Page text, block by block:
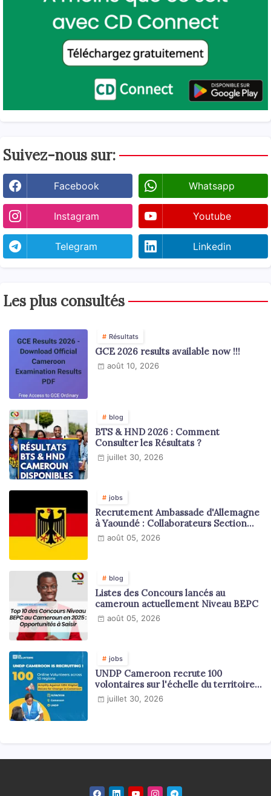
Suivez-nous sur:
Facebook Whatsapp
Instagram Youtube
Telegram Linkedin
Les plus consultés
Résultats
GCE 2026 results available now !!!
août 10, 2026
blog
BTS & HND 2026 : Comment
Consulter les Résultats ?
juillet 30, 2026
jobs
Recrutement Ambassade d'Allemagne
à Yaoundé : Collaborateurs Section
Juridique et Consulaire
août 05, 2026
blog
Listes des Concours lancés au
cameroun actuellement Niveau BEPC
août 05, 2026
jobs
UNDP Cameroon recrute 100
volontaires sur l'échelle du territoire
national
juillet 30, 2026